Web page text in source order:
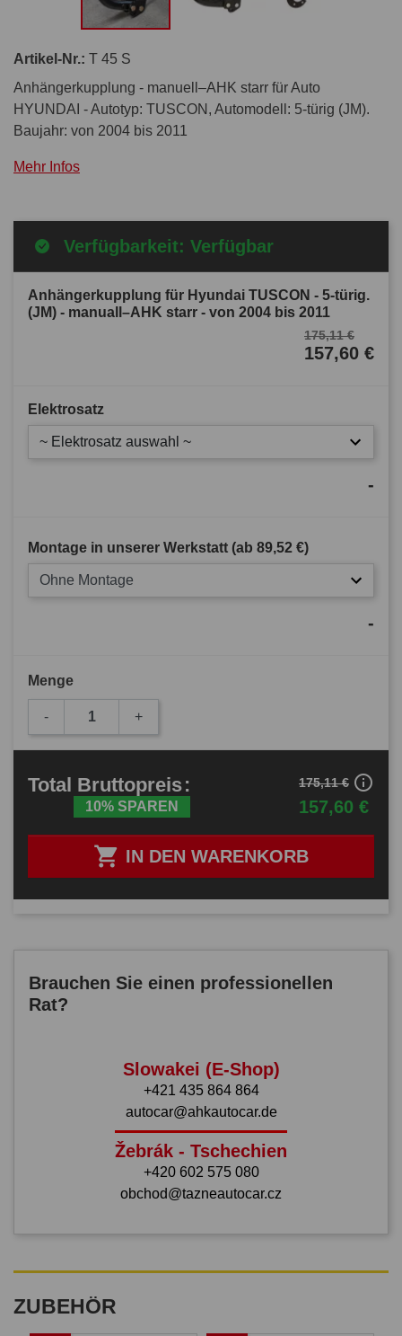
Artikel-Nr.: T 45 S
Anhängerkupplung - manuell–AHK starr für Auto
HYUNDAI - Autotyp: TUSCON, Automodell: 5-türig (JM).
Baujahr: von 2004 bis 2011
Mehr Infos
Verfügbarkeit: Verfügbar
Anhängerkupplung für Hyundai TUSCON - 5-türig.
(JM) - manuall–AHK starr - von 2004 bis 2011
175,11 €
157,60 €
Elektrosatz
~ Elektrosatz auswahl ~
-
Montage in unserer Werkstatt (ab 89,52 €)
Ohne Montage
-
Menge
- +
 IN DEN WARENKORB
Total Bruttopreis:
10% SPAREN 157,60 €
175,11 € info_outline
Brauchen Sie einen professionellen
Rat?
Slowakei (E-Shop)
+421 435 864 864
autocar@ahkautocar.de
Žebrák - Tschechien
+420 602 575 080
obchod@tazneautocar.cz
ZUBEHÖR